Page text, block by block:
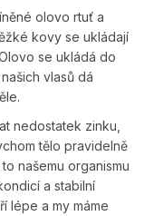
olovo rtuť a
kovy se ukládají
se ukládá do
vlasů dá
nedostatek zinku,
tělo pravidelně
našemu organismu
a stabilní
lépe a my máme